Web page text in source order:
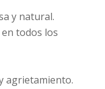
y natural.
todos los
agrietamiento.